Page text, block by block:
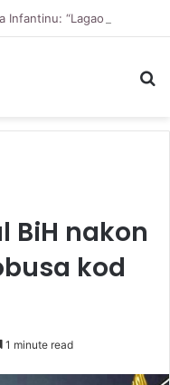
BiH nakon
kod
1 minute read